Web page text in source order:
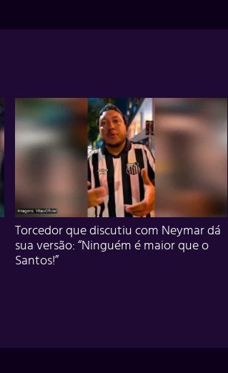
Torcedor que discutiu com Neymar dá
sua versão: “Ninguém é maior que o
Santos!”